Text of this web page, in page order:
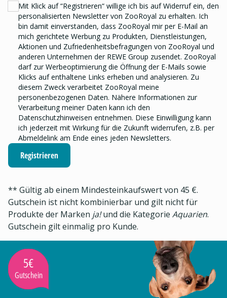
Mit Klick auf “Registrieren“ willige ich bis auf Widerruf ein, den
personalisierten Newslettervon ZooRoyal zu erhalten. Ich
bin damit einverstanden, dass ZooRoyal mir per E-Mail an
mich gerichtete Werbung zu Produkten, Dienstleistungen,
Aktionen und Zufriedenheitsbefragungen von ZooRoyal und
anderen Unternehmen der REWE Group zusendet. ZooRoyal
darf zur Werbeoptimierung die Öffnung der E-Mails sowie
Klicks auf enthaltene Links erheben und analysieren. Zu
diesem Zweck verarbeitet ZooRoyal meine
personenbezogenen Daten. Nähere Informationen zur
Verarbeitung meiner Daten kann ich den
Datenschutzhinweisen entnehmen. Diese Einwilligung kann
ich jederzeit mit Wirkung für die Zukunft widerrufen, z.B. per
Abmeldelink am Ende eines jeden Newsletters.
Registrieren
** Gültig ab einem Mindesteinkaufswert von 45 €.
Gutschein ist nicht kombinierbar und gilt nicht für
Produkte der Marken ja!und die Kategorie Aquarien.
Gutschein gilt einmalig pro Kunde.
5€
Gutschein